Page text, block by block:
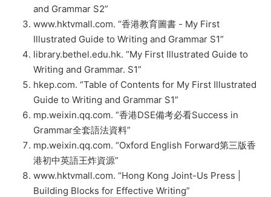
and Grammar S2”
www.hktvmall.com. “香港教育圖書 - My First
Illustrated Guide to Writing and Grammar S1”
library.bethel.edu.hk. “My First Illustrated Guide to
Writing and Grammar. S1”
hkep.com. “Table of Contents for My First Illustrated
Guide to Writing and Grammar S1”
mp.weixin.qq.com. “香港DSE備考必看Success in
Grammar全套語法資料”
mp.weixin.qq.com. “Oxford English Forward第三版香
港初中英語王炸資源”
www.hktvmall.com. “Hong Kong Joint-Us Press |
Building Blocks for Effective Writing”